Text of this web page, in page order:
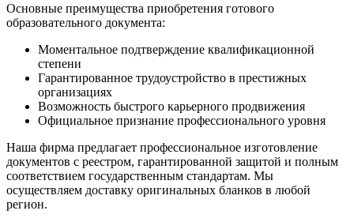
Основные преимущества приобретения готового
образовательного документа:
Моментальное подтверждение квалификационной
степени
Гарантированное трудоустройство в престижных
организациях
Возможность быстрого карьерного продвижения
Официальное признание профессионального уровня
Наша фирма предлагает профессиональное изготовление
документов с реестром, гарантированной защитой и полным
соответствием государственным стандартам. Мы
осуществляем доставку оригинальных бланков в любой
регион.